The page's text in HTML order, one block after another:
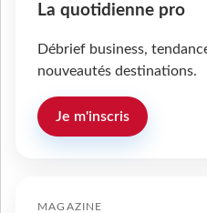
La quotidienne pro
Débrief business,
nouveautés destinations.
Je m'inscris
MAGAZINE